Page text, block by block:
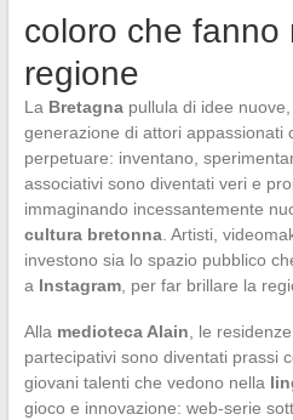
coloro che fanno
regione
La Bretagnapullula di idee
generazione di attori appassionati
perpetuare: inventano,
associativi sono diventati veri e
immaginando incessantemente
cultura bretonna. Artisti,
investono sia lo spazio pubblico
a Instagram, per far brillare la
Alla medioteca Alain , le
partecipativi sono diventati prassi
giovani talenti che vedono nella
gioco e innovazione: web-serie